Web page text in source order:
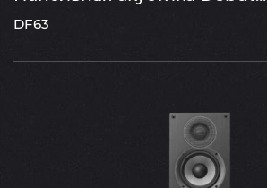
DF63